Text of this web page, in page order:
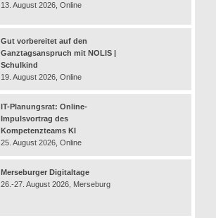
13. August 2026, Online
Gut vorbereitet auf den
Ganztagsanspruch mit NOLIS |
Schulkind
19. August 2026, Online
IT-Planungsrat: Online-
Impulsvortrag des
Kompetenzteams KI
25. August 2026, Online
Merseburger Digitaltage
26.-27. August 2026, Merseburg